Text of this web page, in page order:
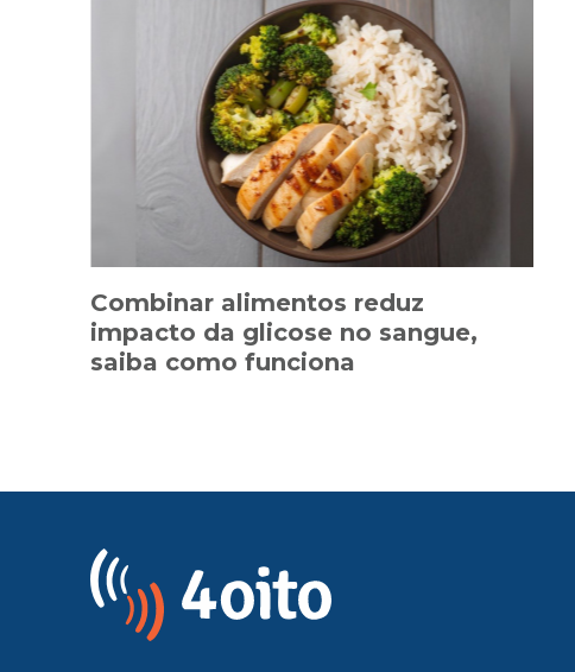
Combinar alimentos reduz
impacto da glicose no sangue,
saiba como funciona